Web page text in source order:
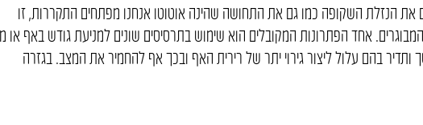
את הנזלת השקופה כמו גם את התחושה שהינה אוטוטו אנחנו מפתחים התקררות, זו
אחד הפתרונות המקובלים הוא שימוש בתרסיסים שונים למניעת גודש באף או
בהם עלול ליצור גירוי יתר של רירית האף ובכך אף להחמיר את המצב. בגזרה